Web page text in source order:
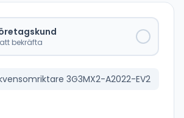
bekräfta
3G3MX2-A2022-EV2